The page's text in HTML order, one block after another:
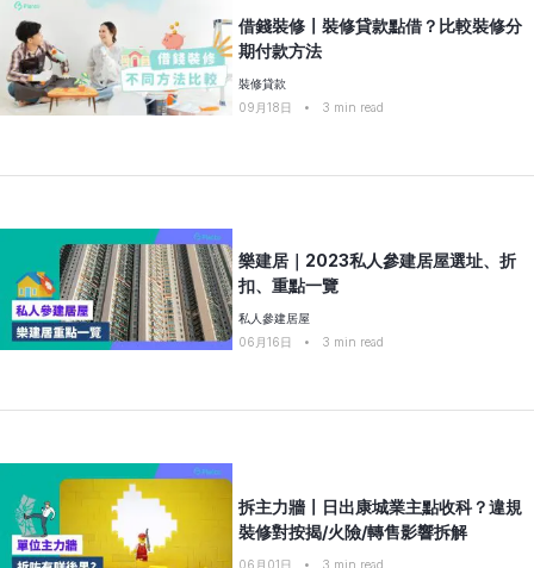
借錢裝修〡裝修貸款點借？比較裝修分
期付款方法
裝修貸款
09月18日
• 3 min read
樂建居｜2023私人參建居屋選址、折
扣、重點一覽
私人參建居屋
06月16日
• 3 min read
拆主力牆〡日出康城業主點收科？違規
裝修對按揭/火險/轉售影響拆解
06月01日 • 3 min read